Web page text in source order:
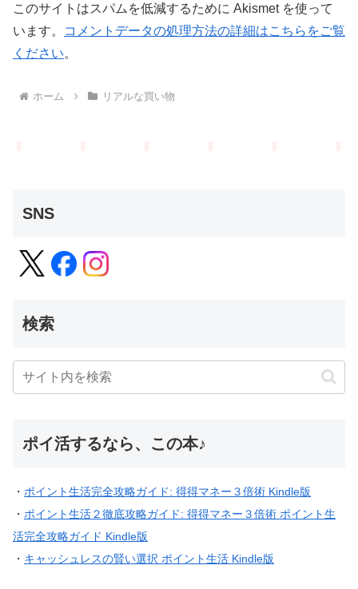
このサイトはスパムを低減するために Akismet を使って
います。
コメントデータの処理方法の詳細はこちらをご覧
ください。
ホーム リアルな買い物
SNS
検索
ポイ活するなら、この本♪
・ ポイント生活完全攻略ガイド: 得得マネー３倍術 Kindle版
・ ポイント生活２徹底攻略ガイド: 得得マネー３倍術 ポイント生
活完全攻略ガイド Kindle版
・ キャッシュレスの賢い選択 ポイント生活 Kindle版